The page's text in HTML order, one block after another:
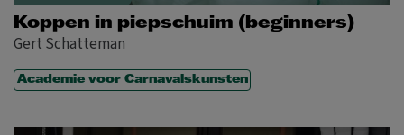
Koppen in piepschuim (beginners)
Gert Schatteman
Academie voor Carnavalskunsten